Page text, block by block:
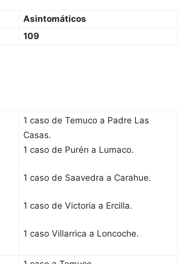
Asintomáticos
109
1 caso de Temuco a Padre Las
Casas.
1 caso de Purén a Lumaco.
1 caso de Saavedra a Carahue.
1 caso de Victoria a Ercilla.
1 caso Villarrica a Loncoche.